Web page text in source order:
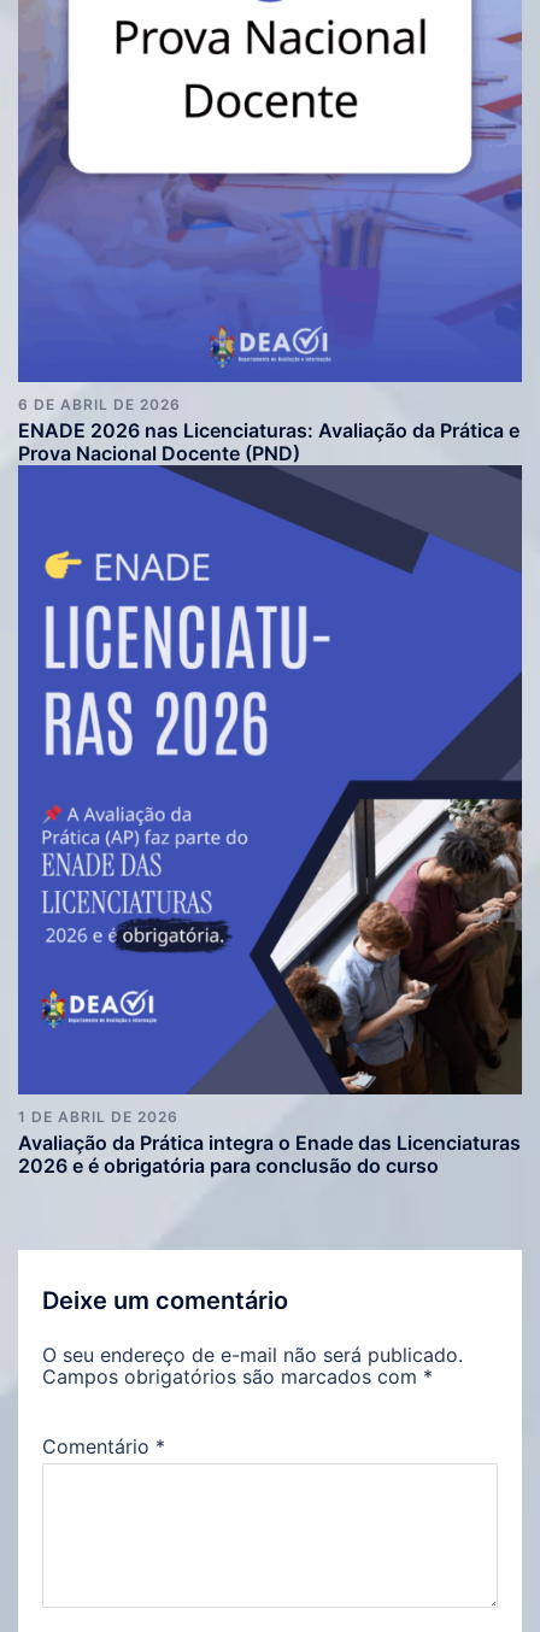
6 DE ABRIL DE 2026
ENADE 2026 nas Licenciaturas: Avaliação da Prática e
Prova Nacional Docente (PND)
1 DE ABRIL DE 2026
Avaliação da Prática integra o Enade das Licenciaturas
2026 e é obrigatória para conclusão do curso
Deixe um comentário
O seu endereço de e-mail não será publicado.
Campos obrigatórios são marcados com *
Comentário *